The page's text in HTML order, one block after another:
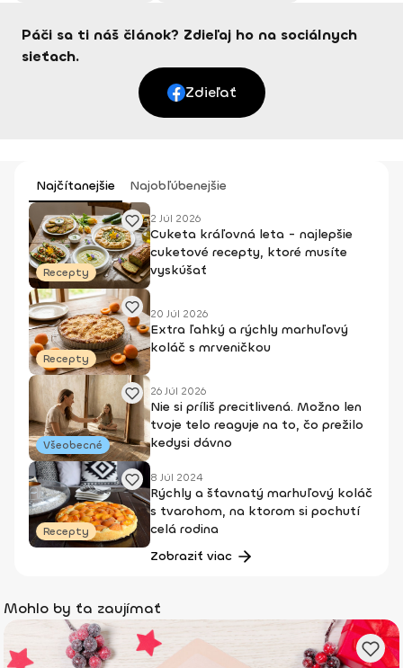
Páči sa ti náš článok? Zdieľaj ho na sociálnych
sieťach.
Zdieľať
Najčítanejšie Najobľúbenejšie
Recepty
2 Júl 2026
Cuketa kráľovná leta - najlepšie
cuketové recepty, ktoré musíte
vyskúšať
Recepty
20 Júl 2026
Extra ľahký a rýchly marhuľový
koláč s mrveničkou
Všeobecné
26 Júl 2026
Nie si príliš precitlivená. Možno len
tvoje telo reaguje na to, čo prežilo
kedysi dávno
Recepty
8 Júl 2024
Rýchly a šťavnatý marhuľový koláč
s tvarohom, na ktorom si pochutí
celá rodina
Zobraziť viac
Mohlo by ťa zaujímať